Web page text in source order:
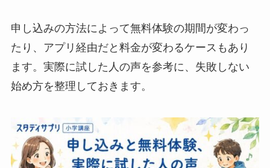
申し込みの方法によって無料体験の期間が変わっ
たり、アプリ経由だと料金が変わるケースもあり
ます。実際に試した人の声を参考に、失敗しない
始め方を整理しておきます。